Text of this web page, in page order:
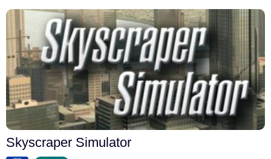
Skyscraper Simulator